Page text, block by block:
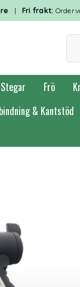
| Fri frakt:
Frö
& Kantstöd